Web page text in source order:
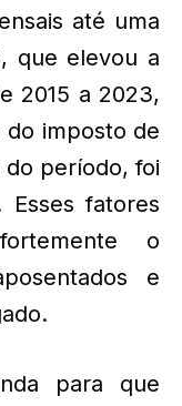
até uma
que elevou a
2015 a 2023,
do imposto de
do período, foi
Esses fatores
o
e
para que